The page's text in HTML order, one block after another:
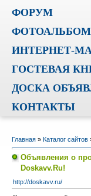
ФОРУМ
ИНТЕРНЕТ-
ГОСТЕВАЯ
ДОСКА
КОНТАКТЫ
Главная» Каталог сайтов
Объявления о
Doskavv.Ru!
http://doskavv.ru/